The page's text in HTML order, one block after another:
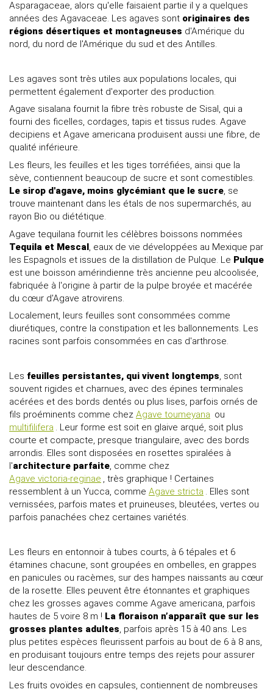
Asparagaceae, alors qu'elle faisaient partie il y a quelques
années des Agavaceae. Les agaves sont originaires des
régions désertiques et montagneuses d'Amérique du
nord, du nord de l'Amérique du sud et des Antilles.
Les agaves sont très utiles aux populations locales, qui
permettent également d'exporter des production.
Agave sisalana fournit la fibre très robuste de Sisal, qui a
fourni des ficelles, cordages, tapis et tissus rudes. Agave
decipiens et Agave americana produisent aussi une fibre, de
qualité inférieure.
Les fleurs, les feuilles et les tiges torréfiées, ainsi que la
sève, contiennent beaucoup de sucre et sont comestibles.
Le sirop d'agave, moins glycémiant que le sucre, se
trouve maintenant dans les étals de nos supermarchés, au
rayon Bio ou diététique.
Agave tequilana fournit les célèbres boissons nommées
Tequila et Mescal , eaux de vie développées au Mexique par
les Espagnols et issues de la distillation de Pulque. Le Pulque
est une boisson amérindienne très ancienne peu alcoolisée,
fabriquée à l'origine à partir de la pulpe broyée et macérée
du cœur d'Agave atrovirens.
Localement, leurs feuilles sont consommées comme
diurétiques, contre la constipation et les ballonnements. Les
racines sont parfois consommées en cas d'arthrose.
Les feuilles persistantes, qui vivent longtemps, sont
souvent rigides et charnues, avec des épines terminales
acérées et des bords dentés ou plus lises, parfois ornés de
fils proéminents comme chez Agave toumeyana ou
multifilifera . Leur forme est soit en glaive arqué, soit plus
courte et compacte, presque triangulaire, avec des bords
arrondis. Elles sont disposées en rosettes spiralées à
l'architecture parfaite, comme chez
Agave victoria-reginae , très graphique ! Certaines
ressemblent à un Yucca, comme Agave stricta . Elles sont
vernissées, parfois mates et pruineuses, bleutées, vertes ou
parfois panachées chez certaines variétés.
Les fleurs en entonnoir à tubes courts, à 6 tépales et 6
étamines chacune, sont groupées en ombelles, en grappes
en panicules ou racèmes, sur des hampes naissants au cœur
de la rosette. Elles peuvent être étonnantes et graphiques
chez les grosses agaves comme Agave americana, parfois
hautes de 5 voire 8 m ! La floraison n’apparaît que sur les
grosses plantes adultes, parfois après 15 à 40 ans. Les
plus petites espèces fleurissent parfois au bout de 6 à 8 ans,
en produisant toujours entre temps des rejets pour assurer
leur descendance.
Les fruits ovoïdes en capsules, contiennent de nombreuses